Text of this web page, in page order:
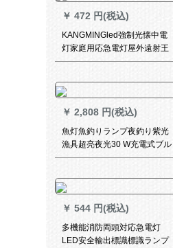
￥ 472 円(税込)
KANGMINGled強制光懐中電
灯家庭用応急電灯屋外遠射王
可伸縮性焦点調整アルミニウ
充電小懐中電灯KM-L 260-明
るい黒
￥ 2,808 円(税込)
魚灯魚釣りランプ夜釣り紫光
漁具超亮夜光30 W充電式ブル
ーライト懐中灯強光100灯+充
￥ 544 円(税込)
多機能消防両頭対応急電灯
LED安全輸出標識標識ランプ